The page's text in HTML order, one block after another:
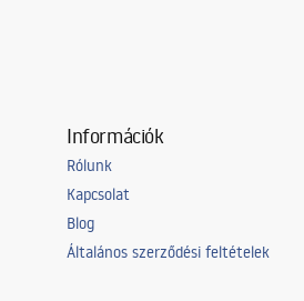
Információk
Rólunk
Kapcsolat
Blog
Általános szerződési feltételek